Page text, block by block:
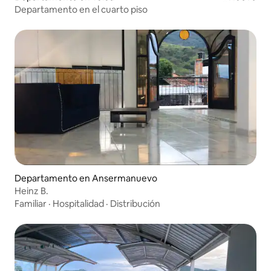
Departamento en el cuarto piso
Departamento en Ansermanuevo
Heinz B.
Familiar · Hospitalidad · Distribución